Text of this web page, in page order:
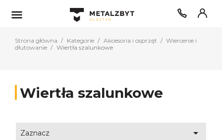

Strona główna Kategorie Akcesoria i osprzęt
Wiercenie i
dłutowanie
Wiertła szalunkowe
Wiertła szalunkowe
Zaznacz 